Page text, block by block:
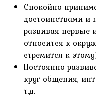
Спокойно
достоинствами и
развивая первые
относится к
стремится к
Постоянно
круг общения,
т.д.